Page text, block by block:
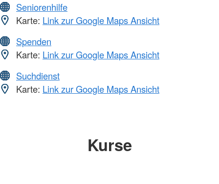
Seniorenhilfe
Karte: Link zur Google Maps Ansicht
Spenden
Karte: Link zur Google Maps Ansicht
Suchdienst
Karte: Link zur Google Maps Ansicht
Kurse